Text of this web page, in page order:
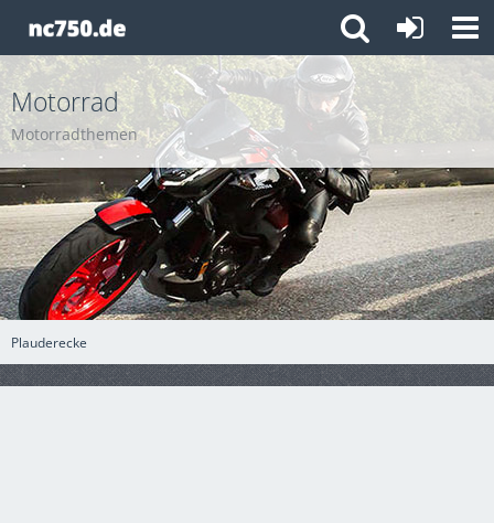
Plauderecke
Motorrad
Motorradthemen